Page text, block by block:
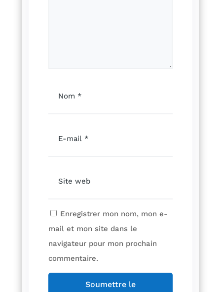
Enregistrer mon nom, mon e-
mail et mon site dans le
navigateur pour mon prochain
commentaire.
Soumettre le